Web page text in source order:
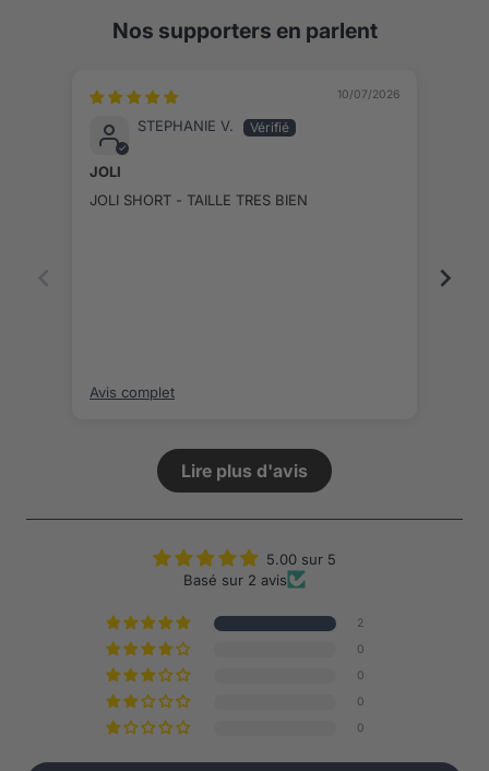
Nos supporters en parlent
10/07/2026
STEPHANIE V.
JOLI
JOLI SHORT - TAILLE TRES BIEN
Avis complet
Lire plus d'avis
5.00 sur 5
Basé sur 2 avis
2
0
0
0
0